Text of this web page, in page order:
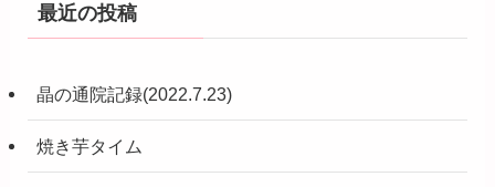
最近の投稿
晶の通院記録(2022.7.23)
焼き芋タイム